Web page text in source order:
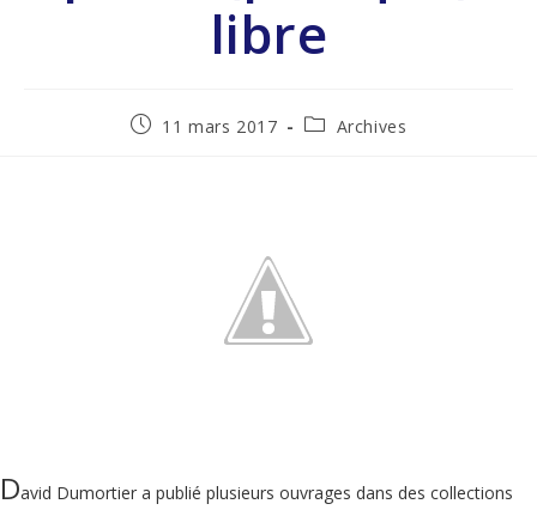
libre
11 mars 2017 Archives
David Dumortier a publié plusieurs ouvrages dans des collections